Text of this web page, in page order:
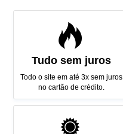
Tudo sem juros
Todo o site em até 3x sem juros
no cartão de crédito.